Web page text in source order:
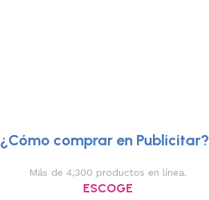
¿Cómo comprar en Publicitar?
Más de 4,300 productos en línea.
ESCOGE